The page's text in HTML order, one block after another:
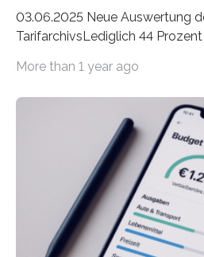
03.06.2025 Neue Auswertung
TarifarchivsLediglich 44
tarifgebundenen Betrieben ist
Unterkünfte fast überall
viele Beschäftigte ist deshalb
Juli ausgezahlte Urlaubsgeld
sich den wohlverdienten
können. Allerdings erhält mit 44
einmal die Hälfte aller
Privatwirtschaft Urlaubsgeld.
More than 1 year ago